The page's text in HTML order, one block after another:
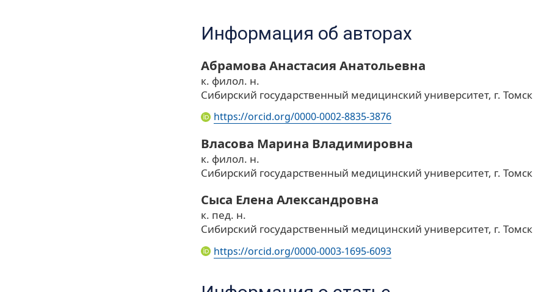
Информация об авторах
Абрамова Анастасия Анатольевна
к. филол. н.
Сибирский государственный медицинский университет, г. Томск
https://orcid.org/0000-0002-8835-3876
Власова Марина Владимировна
к. филол. н.
Сибирский государственный медицинский университет, г. Томск
Сыса Елена Александровна
к. пед. н.
Сибирский государственный медицинский университет, г. Томск
https://orcid.org/0000-0003-1695-6093